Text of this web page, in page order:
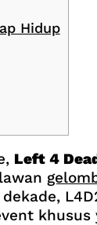
Hidup
Left 4
khusus